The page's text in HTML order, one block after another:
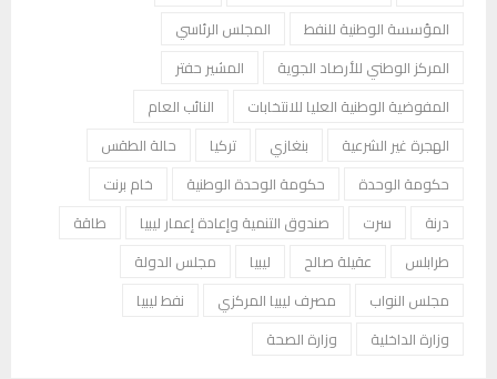
المؤسسة الوطنية للنفط
المجلس الرئاسي
المركز الوطني للأرصاد الجوية
المشير حفتر
المفوضية الوطنية العليا للانتخابات
النائب العام
الهجرة غير الشرعية
بنغازي تركيا
حالة الطقس
حكومة الوحدة
حكومة الوحدة الوطنية
خام برنت
درنة
سرت صندوق التنمية وإعادة إعمار ليبيا
طاقة
طرابلس
عقيلة صالح ليبيا
مجلس الدولة
مجلس النواب
مصرف ليبيا المركزي
نفط ليبيا
وزارة الداخلية
وزارة الصحة